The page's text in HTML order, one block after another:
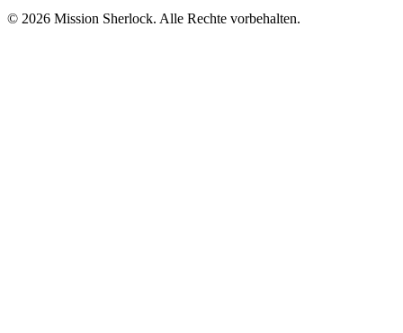
© 2026 Mission Sherlock. Alle Rechte vorbehalten.